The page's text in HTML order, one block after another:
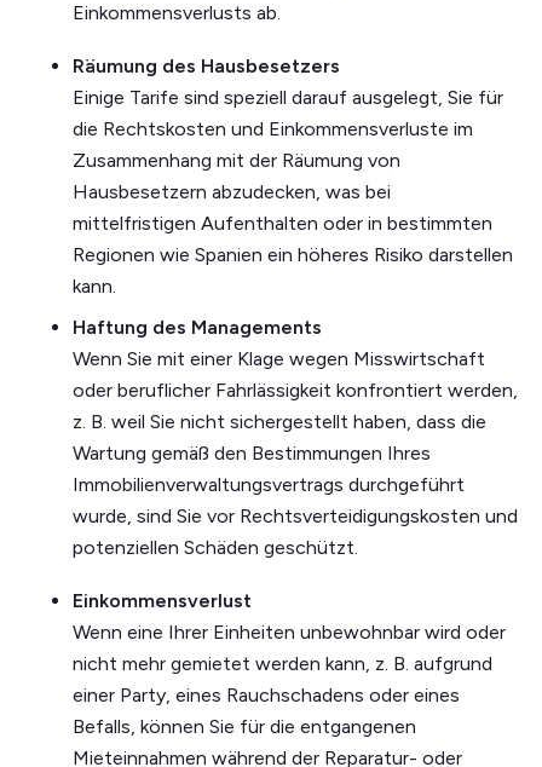
Einkommensverlusts ab.
Räumung des Hausbesetzers
Einige Tarife sind speziell darauf ausgelegt, Sie für
die Rechtskosten und Einkommensverluste im
Zusammenhang mit der Räumung von
Hausbesetzern abzudecken, was bei
mittelfristigen Aufenthalten oder in bestimmten
Regionen wie Spanien ein höheres Risiko darstellen
kann.
Haftung des Managements
Wenn Sie mit einer Klage wegen Misswirtschaft
oder beruflicher Fahrlässigkeit konfrontiert werden,
z. B. weil Sie nicht sichergestellt haben, dass die
Wartung gemäß den Bestimmungen Ihres
Immobilienverwaltungsvertrags durchgeführt
wurde, sind Sie vor Rechtsverteidigungskosten und
potenziellen Schäden geschützt.
Einkommensverlust
Wenn eine Ihrer Einheiten unbewohnbar wird oder
nicht mehr gemietet werden kann, z. B. aufgrund
einer Party, eines Rauchschadens oder eines
Befalls, können Sie für die entgangenen
Mieteinnahmen während der Reparatur- oder